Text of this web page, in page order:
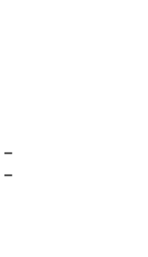
－
－